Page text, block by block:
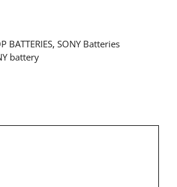
BATTERIES, SONY Batteries
battery